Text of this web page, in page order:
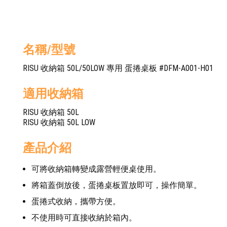
名稱/型號
RISU 收納箱 50L/50LOW 專用 蛋捲桌板 #DFM-A001-H01
適用收納箱
RISU 收納箱 50L
RISU 收納箱 50L LOW
產品介紹
可將收納箱轉變成露營輕便桌使用。
將箱蓋倒放後，蛋捲桌板置放即可，操作簡單。
蛋捲式收納，攜帶方便。
不使用時可直接收納於箱內。